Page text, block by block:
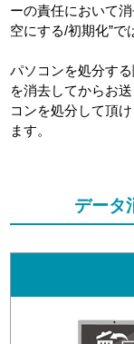
ーの責任において
空にする/初期化”で
パソコンを処分す
を消去してからお
コンを処分して頂
ます。
データ